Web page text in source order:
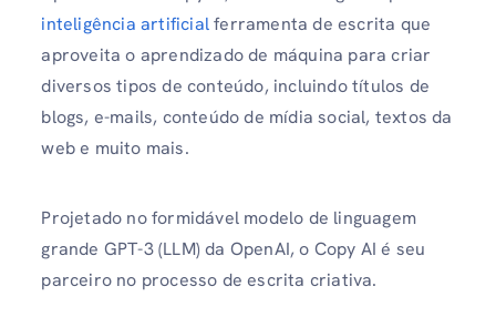
inteligência artificialferramenta de escrita que
aproveita o aprendizado de máquina para criar
diversos tipos de conteúdo, incluindo títulos de
blogs, e-mails, conteúdo de mídia social, textos da
web e muito mais.
Projetado no formidável modelo de linguagem
grande GPT-3 (LLM) da OpenAI, o Copy AI é seu
parceiro no processo de escrita criativa.